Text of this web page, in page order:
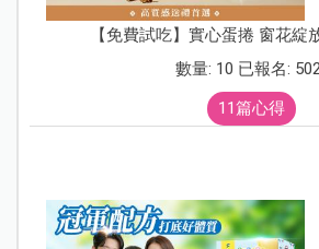
【免費試吃】實心蛋捲 窗花綻
數量: 10 已報名:
11篇心得